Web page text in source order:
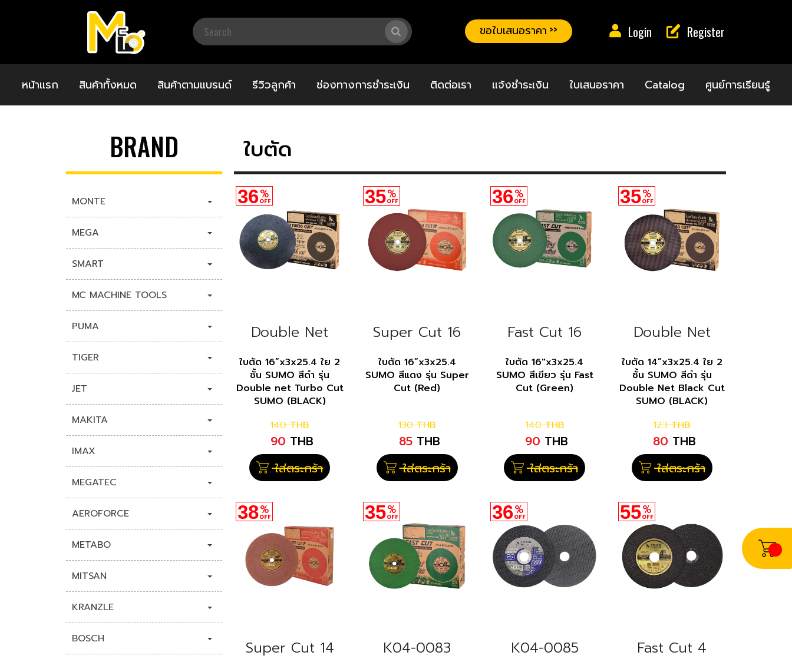
หน้าแรก สินค้าทั้งหมด สินค้าตามแบรนด์ รีวิวลูกค้า ช่องทางการชำระเงิน ติดต่อเรา แจ้งชำระเงิน ใบเสนอราคา Catalog ศูนย์การเรียนรู้
ขอใบเสนอราคา >> Login Register
BRAND
MONTE
MEGA
SMART
MC MACHINE TOOLS
PUMA
TIGER
JET
MAKITA
IMAX
MEGATEC
AEROFORCE
METABO
MITSAN
KRANZLE
BOSCH
ใบตัด
36%
OFF
Double Net
ใบตัด 16”x3x25.4 ใย 2
ชั้น SUMO สีดำ รุ่น
Double net Turbo Cut
SUMO (BLACK)
140 THB
90 THB
ใส่ตระกร้า
35%
OFF
Super Cut 16
ใบตัด 16”x3x25.4
SUMO สีแดง รุ่น Super
Cut (Red)
130 THB
85 THB
ใส่ตระกร้า
36%
OFF
Fast Cut 16
ใบตัด 16"x3x25.4
SUMO สีเขียว รุ่น Fast
Cut (Green)
140 THB
90 THB
ใส่ตระกร้า
35%
OFF
Double Net
ใบตัด 14”x3x25.4 ใย 2
ชั้น SUMO สีดำ รุ่น
Double Net Black Cut
SUMO (BLACK)
123 THB
80 THB
ใส่ตระกร้า
38%
OFF
Super Cut 14
35%
OFF
K04-0083
36%
OFF
K04-0085
55%
OFF
Fast Cut 4